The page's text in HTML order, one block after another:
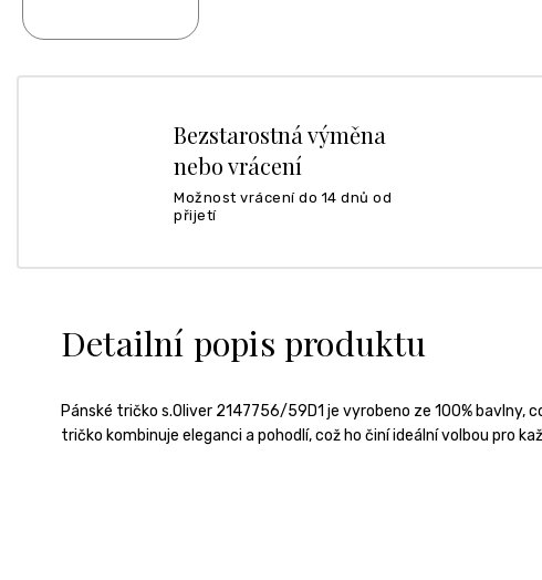
Bezstarostná výměna
nebo vrácení
Možnost vrácení do 14 dnů od
přijetí
Detailní popis produktu
Pánské tričko s.Oliver 2147756/59D1 je vyrobeno ze 100%
tričko kombinuje eleganci a pohodlí, což ho činí ideální volbou pro